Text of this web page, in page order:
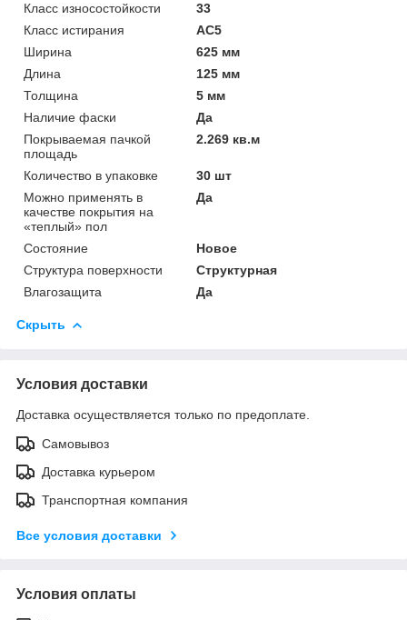
Класс износостойкости
33
Класс истирания
АС5
Ширина
625 мм
Длина
125 мм
Толщина
5 мм
Наличие фаски
Да
Покрываемая пачкой
площадь
2.269 кв.м
Количество в упаковке
30 шт
Можно применять в
качестве покрытия на
«теплый» пол
Да
Состояние
Новое
Структура поверхности
Структурная
Влагозащита
Да
Скрыть
Условия доставки
Доставка осуществляется только по предоплате.
Самовывоз
Доставка курьером
Транспортная компания
Все условия доставки
Условия оплаты